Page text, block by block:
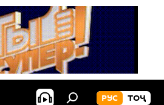
РУС ТОҶ